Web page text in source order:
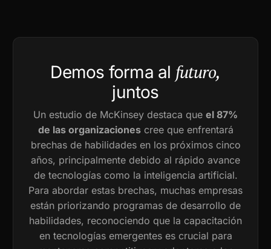
Demos forma al futuro,
juntos
Un estudio de McKinsey destaca que el 87%
de las organizacionescree que enfrentará
brechas de habilidades en los próximos cinco
años, principalmente debido al rápido avance
de tecnologías como la inteligencia artificial.
Para abordar estas brechas, muchas empresas
están priorizando programas de desarrollo de
habilidades, reconociendo que la capacitación
en tecnologías emergentes es crucial para